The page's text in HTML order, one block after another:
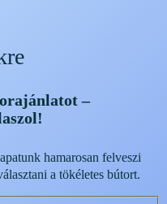
–
hamarosan felveszi
a tökéletes bútort.